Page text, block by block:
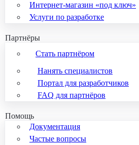
Интернет-магазин «под ключ»
Услуги по разработке
Партнёры
Стать партнёром
Нанять специалистов
Портал для разработчиков
FAQ для партнёров
Помощь
Документация
Частые вопросы